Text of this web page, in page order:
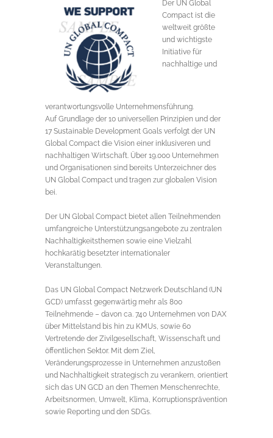
Der UN Global
Compact ist die
weltweit größte
und wichtigste
Initiative für
nachhaltige und
verantwortungsvolle Unternehmensführung.
Auf Grundlage der 10 universellen Prinzipien und der
17 Sustainable Development Goals verfolgt der UN
Global Compact die Vision einer inklusiveren und
nachhaltigen Wirtschaft. Über 19.000 Unternehmen
und Organisationen sind bereits Unterzeichner des
UN Global Compact und tragen zur globalen Vision
bei.
Der UN Global Compact bietet allen Teilnehmenden
umfangreiche Unterstützungsangebote zu zentralen
Nachhaltigkeitsthemen sowie eine Vielzahl
hochkarätig besetzter internationaler
Veranstaltungen.
Das UN Global Compact Netzwerk Deutschland (UN
GCD) umfasst gegenwärtig mehr als 800
Teilnehmende – davon ca. 740 Unternehmen von DAX
über Mittelstand bis hin zu KMUs, sowie 60
Vertretende der Zivilgesellschaft, Wissenschaft und
öffentlichen Sektor. Mit dem Ziel,
Veränderungsprozesse in Unternehmen anzustoßen
und Nachhaltigkeit strategisch zu verankern, orientiert
sich das UN GCD an den Themen Menschenrechte,
Arbeitsnormen, Umwelt, Klima, Korruptionsprävention
sowie Reporting und den SDGs.